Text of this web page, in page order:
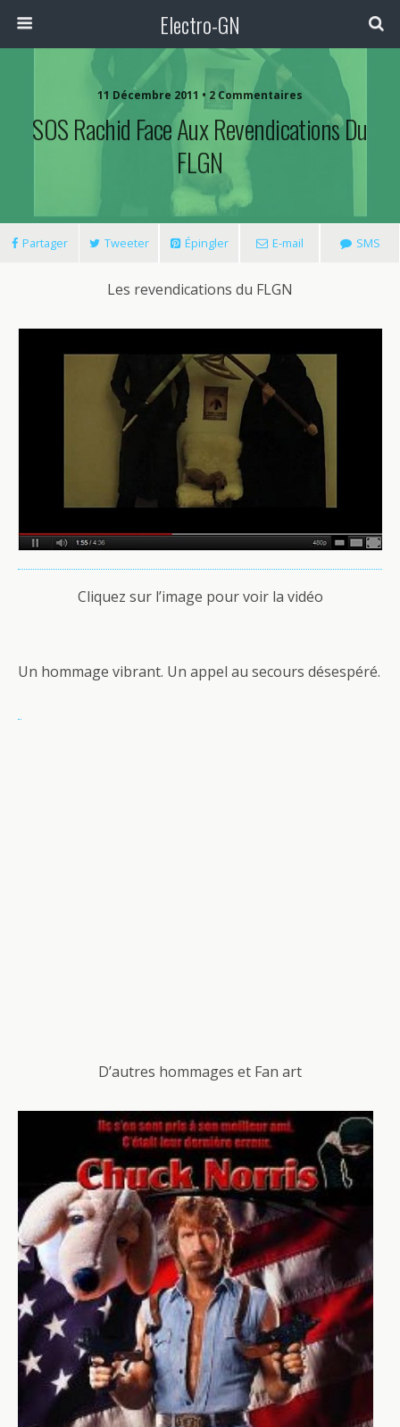
Electro-GN
11 Décembre 2011 • 2 Commentaires
SOS Rachid Face Aux Revendications Du
FLGN
Partager Tweeter Épingler E-mail SMS
Les revendications du FLGN
Cliquez sur l’image pour voir la vidéo
Un hommage vibrant. Un appel au secours désespéré.
D’autres hommages et Fan art